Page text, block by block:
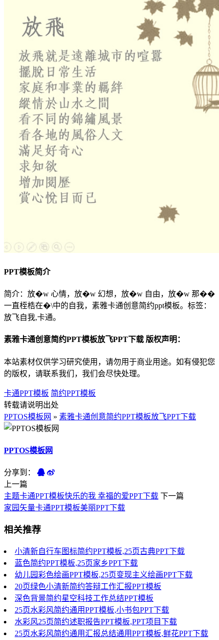
PPT模板简介
简介：放�w 心情，放�w 幻想，放�w 自由，放�w 那��
一直桎梏在�\中的自我，素雅卡通创意简约ppt模板。标签：
放飞自我,卡通。
素雅卡通创意简约PPT模板放飞PPT下载 版权声明：
本站素材仅供学习研究使用，请勿用于商业用途。如有侵犯您
的版权，请联系我们，我们会尽快处理。
卡通PPT模板 简约PPT模板
转载请说明出处
PPTOS模板网 » 素雅卡通创意简约PPT模板放飞PPT下载
PPTOS模板网
分享到：
上一篇
主题卡通PPT模板快乐的我 幸福的爱PPT下载 下一篇
家园矢量卡通PPT模板美丽PPT下载
相关推荐
小清新自行车图标简约PPT模板,25页古典PPT下载
蓝色简约PPT模板,25页家乡PPT下载
幼儿园彩色绘画PPT模板,25页变现主义绘画PPT下载
20页绿色小清新简约答辩工作汇报PPT模板
深色背景简约星空科技工作总结PPT模板
25页水彩风简约通用PPT模板,小书包PPT下载
水彩风25页简约述职报告PPT模板,PPT项目下载
25页水彩风简约通用汇报总结通用PPT模板,鲜花PPT下载